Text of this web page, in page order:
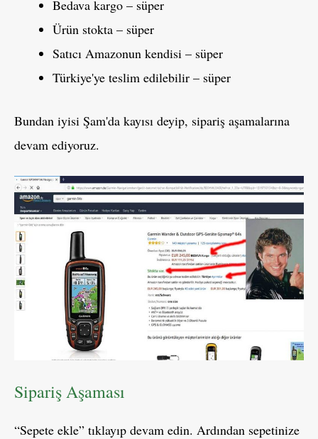
Bedava kargo – süper
Ürün stokta – süper
Satıcı Amazonun kendisi – süper
Türkiye'ye teslim edilebilir – süper
Bundan iyisi Şam'da kayısı deyip, sipariş aşamalarına
devam ediyoruz.
Sipariş Aşaması
“Sepete ekle” tıklayıp devam edin. Ardından sepetinize